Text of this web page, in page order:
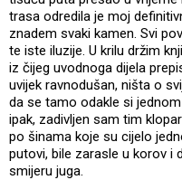
trasa odredila je moj
znadem svaki kamen. Svi
te iste iluzije. U krilu držim
iz čijeg uvodnoga dijela
uvijek ravnodušan, ništa o
da se tamo odakle si
ipak, zadivljen sam tim
po šinama koje su cijelo
putovi, bile zarasle u korov i
smijeru juga.